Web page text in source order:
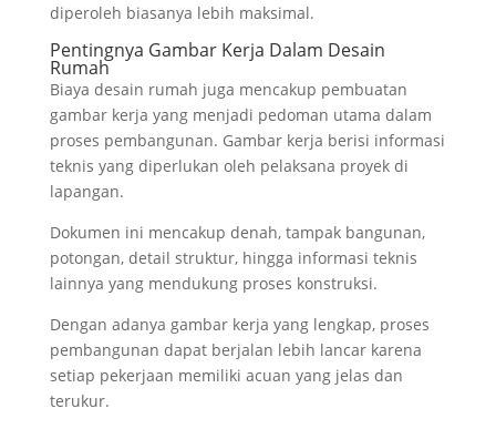
diperoleh biasanya lebih maksimal.
Pentingnya Gambar Kerja Dalam Desain
Rumah
Biaya desain rumah juga mencakup pembuatan
gambar kerja yang menjadi pedoman utama dalam
proses pembangunan. Gambar kerja berisi informasi
teknis yang diperlukan oleh pelaksana proyek di
lapangan.
Dokumen ini mencakup denah, tampak bangunan,
potongan, detail struktur, hingga informasi teknis
lainnya yang mendukung proses konstruksi.
Dengan adanya gambar kerja yang lengkap, proses
pembangunan dapat berjalan lebih lancar karena
setiap pekerjaan memiliki acuan yang jelas dan
terukur.